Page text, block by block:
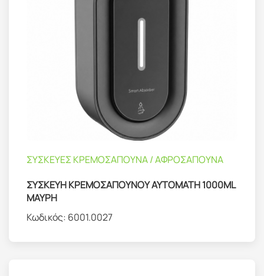
ΣΥΣΚΕΥΕΣ ΚΡΕΜΟΣΑΠΟΥΝΑ / ΑΦΡΟΣΑΠΟΥΝΑ
ΣΥΣΚΕΥΗ ΚΡΕΜΟΣΑΠΟΥΝΟΥ ΑΥΤΟΜΑΤΗ 1000ML
ΜΑΥΡΗ
Κωδικός: 6001.0027